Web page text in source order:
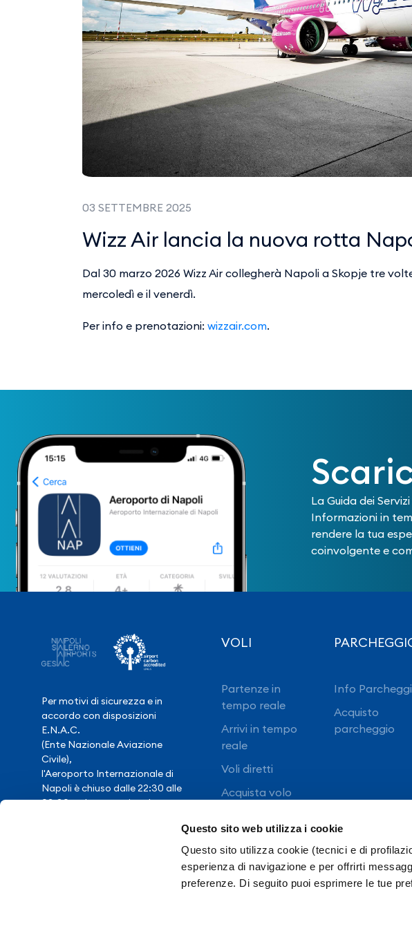
Questo sito web utilizza i cookie
Questo sito utilizza cookie (tecnici e di
esperienza di navigazione e per offrirti
preferenze. Di seguito puoi esprimere le tue
03 SETTEMBRE 2025
Wizz Air lancia la nuova rotta
Dal 30 marzo 2026 Wizz Air collegherà Napoli a Skopje tre
mercoledì e il venerdì.
Per info e prenotazioni:wizzair.com.
La Guida dei
Informazioni in
rendere la tua
coinvolgente e
Per motivi di sicurezza e in
accordo con disposizioni
E.N.A.C.
(Ente Nazionale Aviazione
Civile),
l'Aeroporto Internazionale di
Napoli è chiuso dalle 22:30 alle
03:30, salvo eccezionale
VOLI
Partenze in
tempo reale
Arrivi in tempo
reale
Voli diretti
Acquista volo
Info Parcheggi
Acquisto
parcheggio